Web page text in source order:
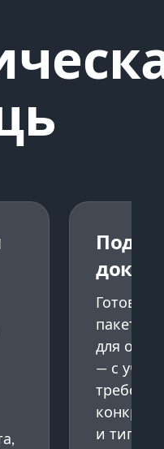
Готовим
пакет
для
— с
и типа